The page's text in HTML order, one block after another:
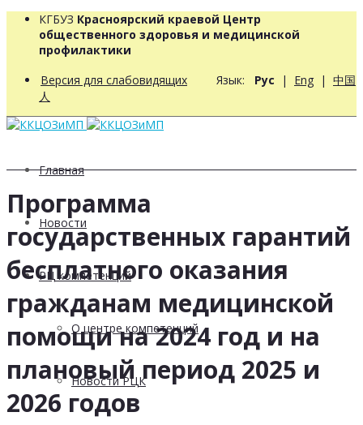
КГБУЗ Красноярский краевой Центр
общественного здоровья и медицинской
профилактики
Версия для слабовидящих Язык: Рус | Eng | 中国
人
Главная
Новости
РЦ компетенций
О центре компетенций
Новости РЦК
Программа
государственных гарантий
бесплатного оказания
гражданам медицинской
помощи на 2024 год и на
плановый период 2025 и
2026 годов